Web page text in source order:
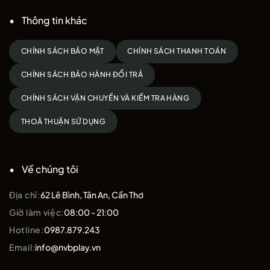
Thông tin khác
CHÍNH SÁCH BẢO MẬT CHÍNH SÁCH THANH TOÁN
CHÍNH SÁCH BẢO HÀNH ĐỔI TRẢ
CHÍNH SÁCH VẬN CHUYỂN VÀ KIỂM TRA HÀNG
THOẢ THUẬN SỬ DỤNG
Về chúng tôi
Địa chỉ:62 Lê Bình, Tân An, Cần Thơ
Giờ làm việc:08:00 - 21:00
Hotline:0987.879.243
Email:info@nvbplay.vn